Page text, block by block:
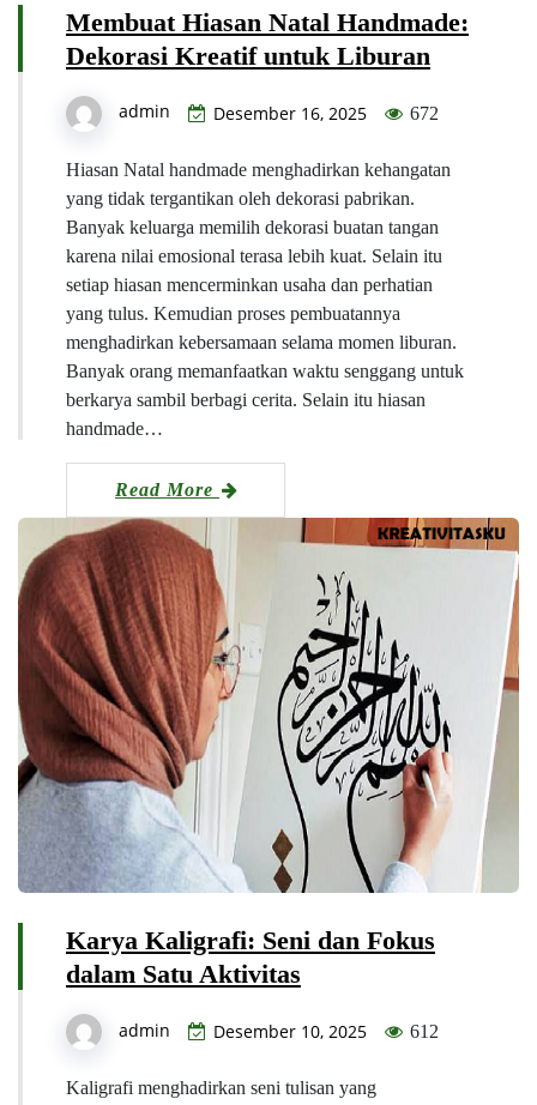
Membuat Hiasan Natal Handmade:
Dekorasi Kreatif untuk Liburan
admin Desember 16, 2025 672
Hiasan Natal handmade menghadirkan kehangatan
yang tidak tergantikan oleh dekorasi pabrikan.
Banyak keluarga memilih dekorasi buatan tangan
karena nilai emosional terasa lebih kuat. Selain itu
setiap hiasan mencerminkan usaha dan perhatian
yang tulus. Kemudian proses pembuatannya
menghadirkan kebersamaan selama momen liburan.
Banyak orang memanfaatkan waktu senggang untuk
berkarya sambil berbagi cerita. Selain itu hiasan
handmade…
Read More
Karya Kaligrafi: Seni dan Fokus
dalam Satu Aktivitas
admin Desember 10, 2025 612
Kaligrafi menghadirkan seni tulisan yang